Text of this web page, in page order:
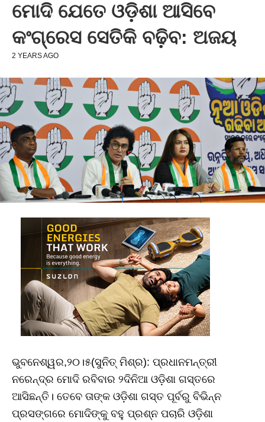
ମୋଦି ଯେତେ ଓଡ଼ିଶା ଆସିବେ
କଂଗ୍ରେସ ସେତିକି ବଢ଼ିବ: ଅଜୟ
2 YEARS AGO
ଭୁବନେଶ୍ୱର,୨୦।୫(ସୁନିତ୍‌ ମିଶ୍ର): ପ୍ରଧାନମନ୍ତ୍ରୀ
ନରେନ୍ଦ୍ର ମୋଦି ରବିବାର ୨ଦିନିଆ ଓଡ଼ିଶା ଗସ୍ତରେ
ଆସିଛନ୍ତି। ତେବେ ତାଙ୍କ ଓଡ଼ିଶା ଗସ୍ତ ପୂର୍ବରୁ ବିଭିନ୍ନ
ପ୍ରସଙ୍ଗରେ ମୋଦିଙ୍କୁ ବହୁ ପ୍ରଶ୍ନ ପଚାରି ଓଡ଼ିଶା